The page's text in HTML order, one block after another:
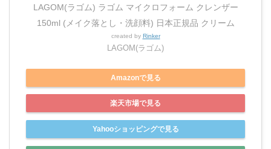
LAGOM(ラゴム) ラゴム マイクロフォーム クレンザー
150ml (メイク落とし・洗顔料) 日本正規品 クリーム
created by Rinker
LAGOM(ラゴム)
Amazonで見る
楽天市場で見る
Yahooショッピングで見る